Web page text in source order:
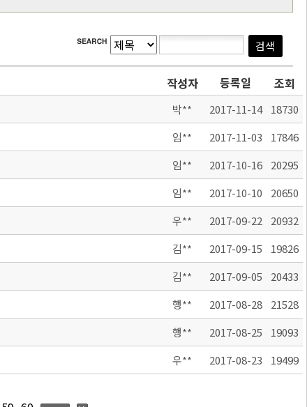
작성자 등록일 조회
박** 2017-11-14
18730
임** 2017-11-03
17846
임** 2017-10-16
20295
임** 2017-10-10
20650
우** 2017-09-22
20932
김** 2017-09-15
19826
김** 2017-09-05
20433
행** 2017-08-28
21528
행** 2017-08-25
19093
우** 2017-08-23 19499